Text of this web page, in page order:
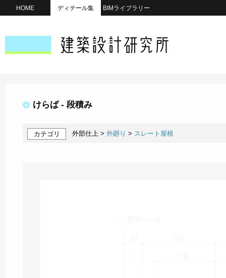
HOME ディテール集 BIMライブラリー
けらば - 段積み
カテゴリ 外部仕上 >外廻り > スレート屋根